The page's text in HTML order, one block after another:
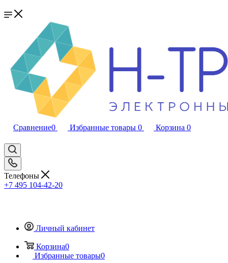
Сравнение0 Избранные товары 0 Корзина 0
Телефоны
+7 495 104-42-20
Личный кабинет
Корзина0
Избранные товары0